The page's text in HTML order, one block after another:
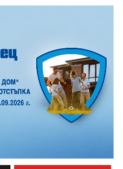
информация водачът се е
са в процес на изясняване.